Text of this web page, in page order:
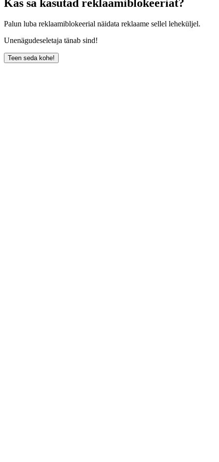
Kas sa kasutad reklaamiblokeeriat?
Palun luba reklaamiblokeerial näidata reklaame sellel leheküljel.
Unenägudeseletaja tänab sind!
Teen seda kohe!